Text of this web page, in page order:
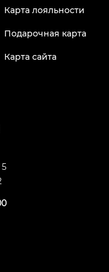
Карта лояльности
Подарочная карта
Карта сайта